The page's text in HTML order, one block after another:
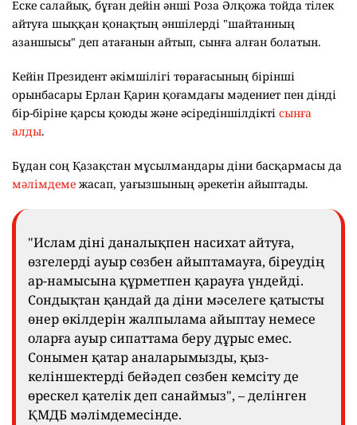
Еске салайық, бұған дейін әнші Роза Әлқожа тойда тілек
айтуға шыққан қонақтың әншілерді "шайтанның
азаншысы" деп атағанын айтып, сынға алған болатын.
Кейін Президент әкімшілігі төрағасының бірінші
орынбасары Ерлан Қарин қоғамдағы мәдениет пен дінді
бір-біріне қарсы қоюды және әсіредіншілдікті сынға
алды.
Бұдан соң Қазақстан мұсылмандары діни басқармасы да
мәлімдеме жасап, уағызшының әрекетін айыптады.
"Ислам діні даналықпен насихат айтуға,
өзгелерді ауыр сөзбен айыптамауға, біреудің
ар-намысына құрметпен қарауға үндейді.
Сондықтан қандай да діни мәселеге қатысты
өнер өкілдерін жалпылама айыптау немесе
оларға ауыр сипаттама беру дұрыс емес.
Сонымен қатар аналарымызды, қыз-
келіншектерді бейәдеп сөзбен кемсіту де
өрескел қателік деп санаймыз", – делінген
ҚМДБ мәлімдемесінде.